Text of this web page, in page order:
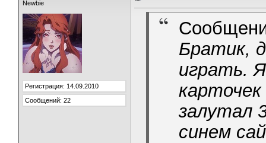
Newbie
Регистрация: 14.09.2010
Сообщений: 22
Братик,
играть.
залутал
синем